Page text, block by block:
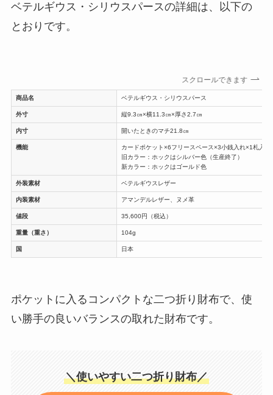
ベテルギウス・シリウスパースの詳細は、以下の
とおりです。
スクロールできます
商品名 ベテルギウス・シリウスパース
外寸 縦9.3㎝×横11.3㎝×厚さ2.7㎝
内寸 開いたときのマチ21.8㎝
機能
カードポケット×6フリースペース×3小銭入れ×1札入れ
旧カラー：ホックはシルバー色（生産終了）
新カラー：ホックはゴールド色
外装素材 ベテルギウスレザー
内装素材 アマンデルレザー、ヌメ革
値段 35,600円（税込）
重量（重さ） 104g
国 日本
ポケットに入るコンパクトな二つ折り財布で、使
い勝手の良いバランスの取れた財布です。
＼使いやすい二つ折り財布／